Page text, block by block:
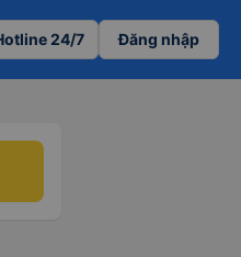
24/7 Đăng nhập